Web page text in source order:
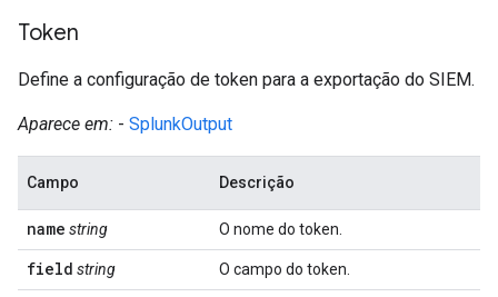
Token
Define a configuração de token para a exportação do SIEM.
Aparece em: - SplunkOutput
Campo Descrição
name string O nome do token.
field string O campo do token.